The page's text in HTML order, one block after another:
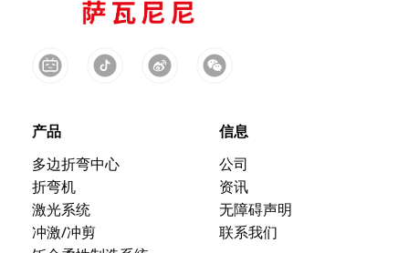
产品
多边折弯中心
折弯机
激光系统
冲激/冲剪
信息
公司
资讯
无障碍声明
联系我们